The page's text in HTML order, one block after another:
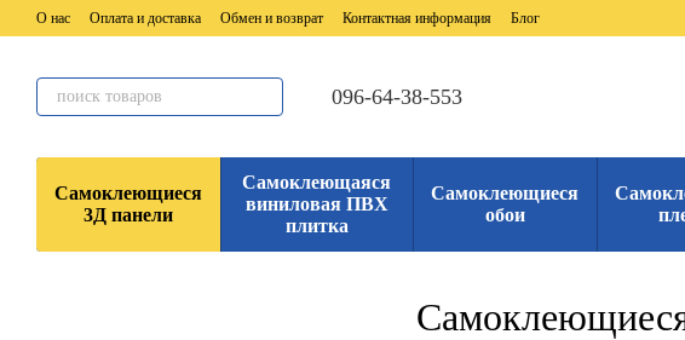
Перейти к основному контенту
О нас Оплата и доставка Обмен и возврат Контактная информация Блог
096-64-38-553
Самоклеющиеся
3Д панели
Самоклеющаяся
виниловая ПВХ
плитка
Самоклеющиеся
обои